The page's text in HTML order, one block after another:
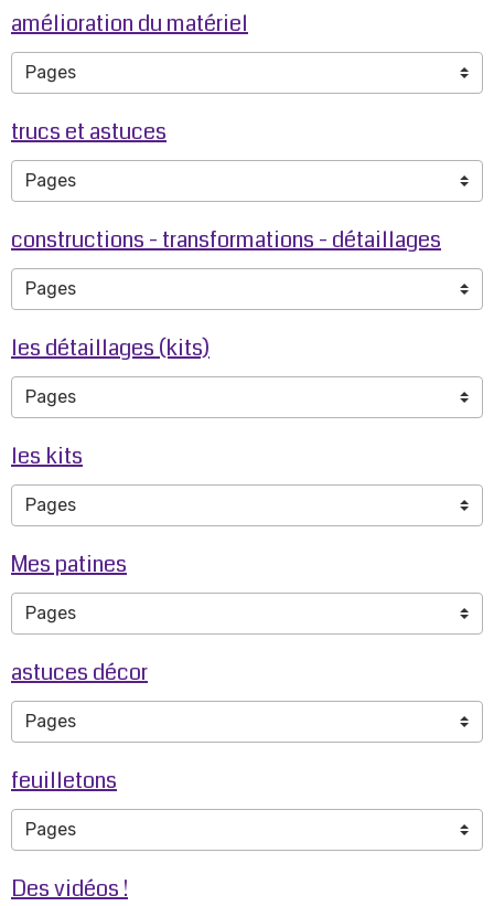
amélioration du matériel
trucs et astuces
constructions - transformations - détaillages
les détaillages (kits)
les kits
Mes patines
astuces décor
feuilletons
Des vidéos !